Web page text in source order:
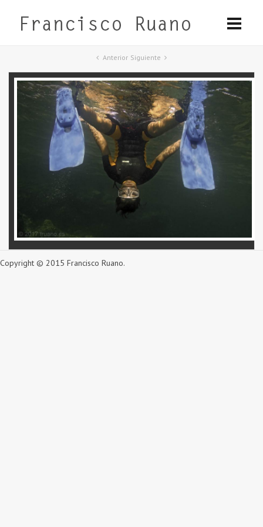
Anterior Siguiente
Copyright © 2015 Francisco Ruano.